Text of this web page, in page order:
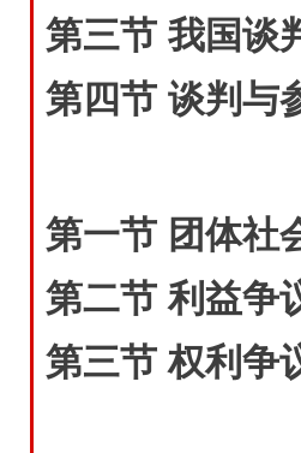
第三节 我国谈
第四节 谈判与
第一节 团体社
第二节 利益争
第三节 权利争